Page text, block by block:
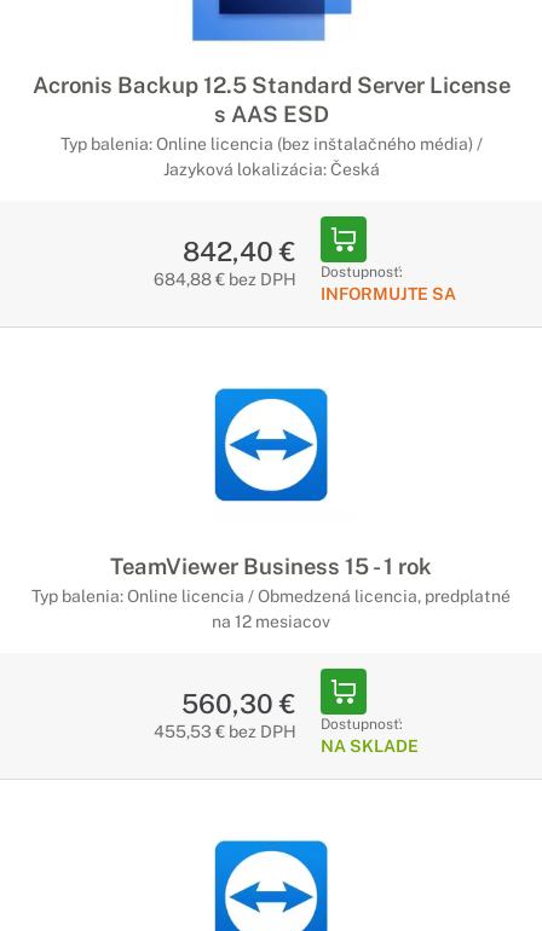
Acronis Backup 12.5 Standard Server License
s AAS ESD
Typ balenia: Online licencia (bez inštalačného média) /
Jazyková lokalizácia: Česká
842,40 €
684,88 € bez DPH Dostupnosť:
INFORMUJTE SA
TeamViewer Business 15 - 1 rok
Typ balenia: Online licencia / Obmedzená licencia, predplatné
na 12 mesiacov
560,30 €
455,53 € bez DPH Dostupnosť:
NA SKLADE